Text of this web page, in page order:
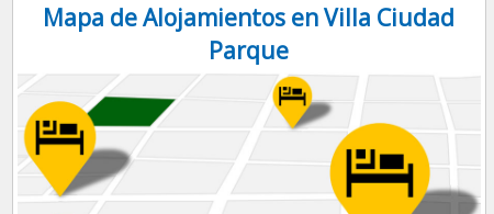
Mapa de Alojamientos en Villa Ciudad
Parque